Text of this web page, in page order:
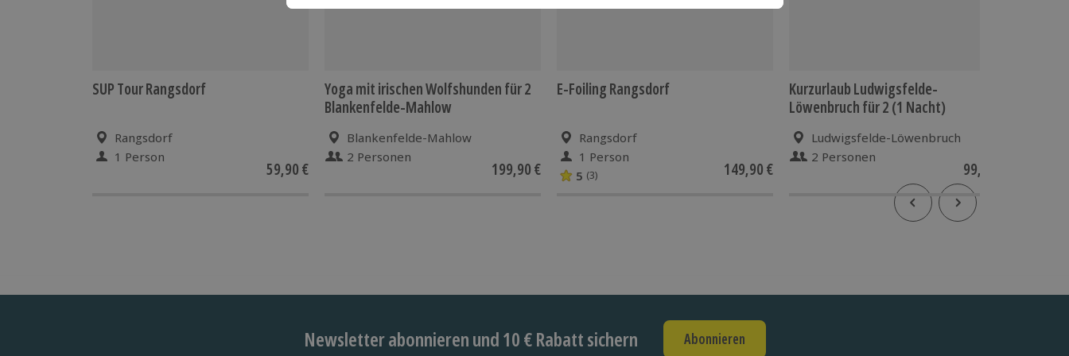
SUP Tour Rangsdorf
Rangsdorf
1 Person
59,90 €
Yoga mit irischen Wolfshunden für 2
Blankenfelde-Mahlow
Blankenfelde-Mahlow
2 Personen
199,90 €
E-Foiling Rangsdorf
Rangsdorf
1 Person
5 (3) 149,90 €
Kurzurlaub Ludwigsfelde-
Löwenbruch für 2 (1 Nacht)
Ludwigsfelde-Löwenbruch
2 Personen
99,90 €
Newsletter abonnieren und 10 € Rabatt sichern Abonnieren